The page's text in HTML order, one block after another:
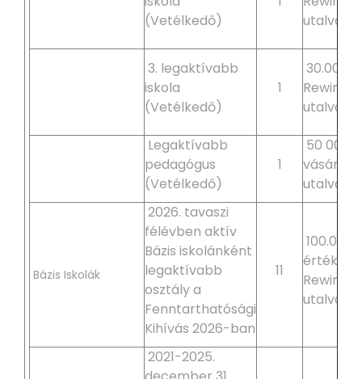
(Vetélkedő)
utalvány
3. legaktívabb
iskola
(Vetélkedő)
1
30.000
Rewin/
utalvány
Legaktívabb
pedagógus
(Vetélkedő)
1
50 000
vásárlási
utalvány
Bázis Iskolák
2026. tavaszi
félévben aktív
Bázis iskolánként
legaktívabb
osztály a
Fenntarthatósági
Kihívás 2026-ban
11
100.000
értékű
Rewin/
utalvány
2021-2025.